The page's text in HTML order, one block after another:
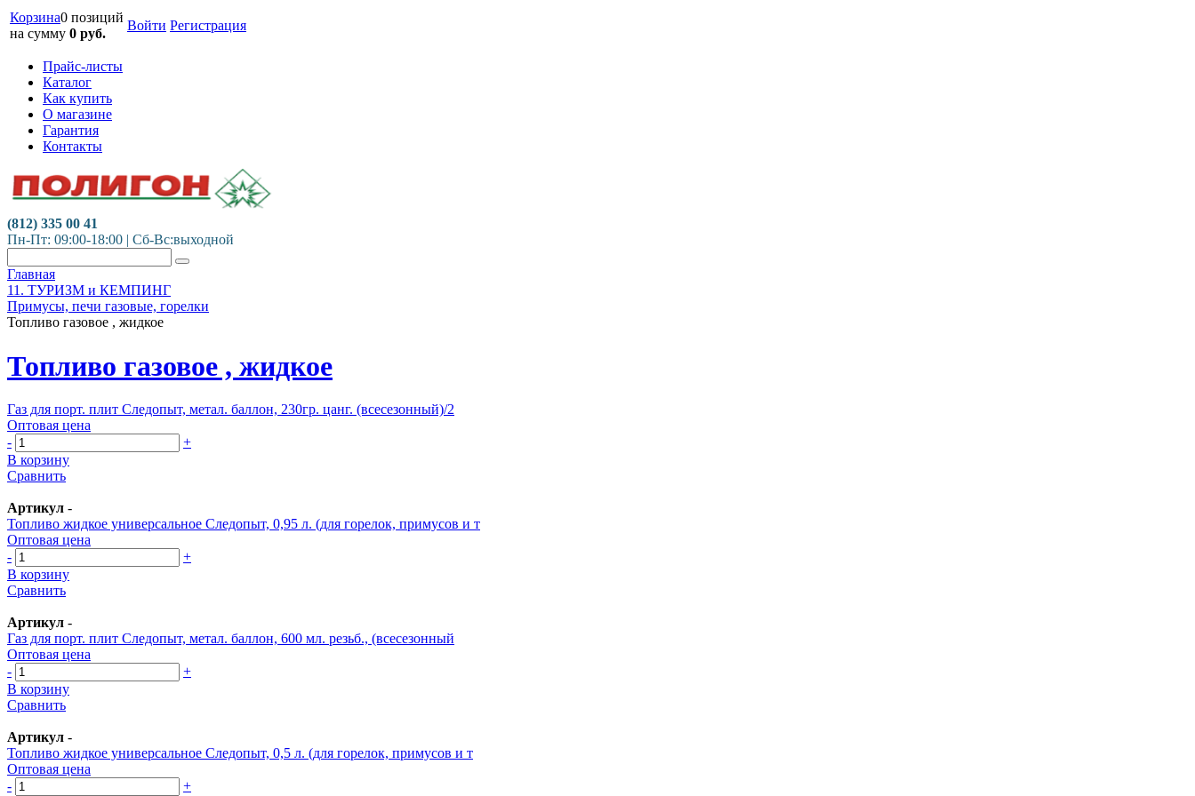
Корзина0 позиций
на сумму 0 руб.
Войти Регистрация
Прайс-листы
Каталог
Как купить
О магазине
Гарантия
Контакты
(812) 335 00 41
Пн-Пт: 09:00-18:00 | Сб-Вс:выходной
Главная
11. ТУРИЗМ и КЕМПИНГ
Примусы, печи газовые, горелки
Топливо газовое , жидкое
Топливо газовое , жидкое
Газ для порт. плит Следопыт, метал. баллон, 230гр. цанг. (всесезонный)/2
Оптовая цена
-
+
В корзину
Сравнить
Артикул -
Топливо жидкое универсальное Следопыт, 0,95 л. (для горелок, примусов и т
Оптовая цена
-
+
В корзину
Сравнить
Артикул -
Газ для порт. плит Следопыт, метал. баллон, 600 мл. резьб., (всесезонный
Оптовая цена
-
+
В корзину
Сравнить
Артикул -
Топливо жидкое универсальное Следопыт, 0,5 л. (для горелок, примусов и т
Оптовая цена
-
+